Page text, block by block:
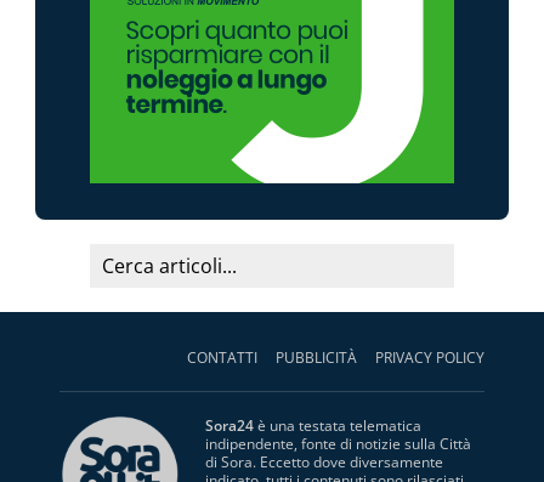
CONTATTI PUBBLICITÀ PRIVACY POLICY
Sora24è una testata telematica
indipendente, fonte di notizie sulla Città
di Sora. Eccetto dove diversamente